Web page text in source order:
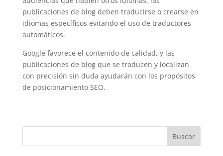
publicaciones de blog deben traducirse o crearse en
idiomas específicos evitando el uso de traductores
automáticos.
Google favorece el contenido de calidad, y las
publicaciones de blog que se traducen y localizan
con precisión sin duda ayudarán con los propósitos
de posicionamiento SEO.